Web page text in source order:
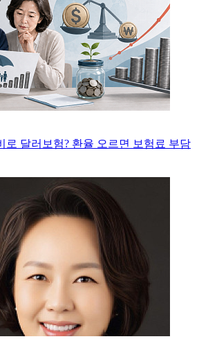
로 달러보험? 환율 오르면 보험료 부담